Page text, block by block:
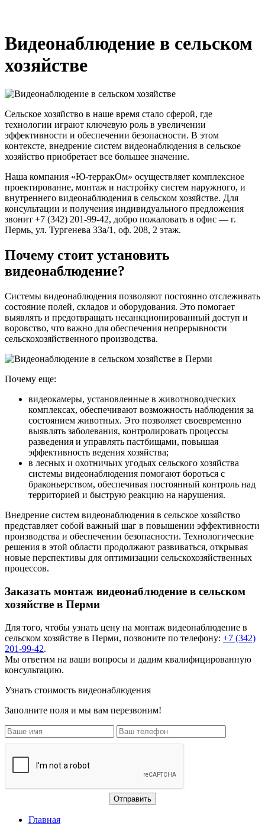
Видеонаблюдение в сельском
хозяйстве
Сельское хозяйство в наше время стало сферой, где
технологии играют ключевую роль в увеличении
эффективности и обеспечении безопасности. В этом
контексте, внедрение систем видеонаблюдения в сельское
хозяйство приобретает все большее значение.
Наша компания «Ю-терракОм» осуществляет комплексное
проектирование, монтаж и настройку систем наружного, и
внутреннего видеонаблюдения в сельском хозяйстве. Для
консультации и получения индивидуального предложения
звонит +7 (342) 201-99-42, добро пожаловать в офис — г.
Пермь, ул. Тургенева 33а/1, оф. 208, 2 этаж.
Почему стоит установить
видеонаблюдение?
Системы видеонаблюдения позволяют постоянно отслеживать
состояние полей, складов и оборудования. Это помогает
выявлять и предотвращать несанкционированный доступ и
воровство, что важно для обеспечения непрерывности
сельскохозяйственного производства.
Почему еще:
видеокамеры, установленные в животноводческих
комплексах, обеспечивают возможность наблюдения за
состоянием животных. Это позволяет своевременно
выявлять заболевания, контролировать процессы
разведения и управлять пастбищами, повышая
эффективность ведения хозяйства;
в лесных и охотничьих угодьях сельского хозяйства
системы видеонаблюдения помогают бороться с
браконьерством, обеспечивая постоянный контроль над
территорией и быструю реакцию на нарушения.
Внедрение систем видеонаблюдения в сельское хозяйство
представляет собой важный шаг в повышении эффективности
производства и обеспечении безопасности. Технологические
решения в этой области продолжают развиваться, открывая
новые перспективы для оптимизации сельскохозяйственных
процессов.
Заказать монтаж видеонаблюдение в сельском
хозяйстве в Перми
Для того, чтобы узнать цену на монтаж видеонаблюдение в
сельском хозяйстве в Перми, позвоните по телефону: +7 (342)
201-99-42.
Мы ответим на ваши вопросы и дадим квалифицированную
консультацию.
Узнать стоимость видеонаблюдения
Заполните поля и мы вам перезвоним!
Главная